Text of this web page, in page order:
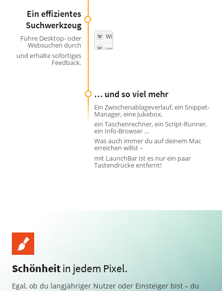
Ein effizientes
Suchwerkzeug
Führe Desktop- oder
Websuchen durch
und erhalte sofortiges
Feedback.
… und so viel mehr
Ein Zwischenablageverlauf, ein Snippet-
Manager, eine Jukebox,
ein Taschenrechner, ein Script-Runner,
ein Info-Browser …
Was auch immer du auf deinem Mac
erreichen willst –
mit LaunchBar ist es nur ein paar
Tastendrücke entfernt!
Schönheitin jedem Pixel.
Egal, ob du langjähriger Nutzer oder Einsteiger bist – du